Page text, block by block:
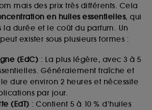
mais des prix très différents. Cela
en huiles essentielles, qui
la durée et le coût du parfum. Un
exister sous plusieurs formes :
(EdC) : La plus légère, avec 3 à 5
Généralement fraîche et
dure environ 2 heures et nécessite
par jour.
(EdT) : Contient 5 à 10 % d’huiles